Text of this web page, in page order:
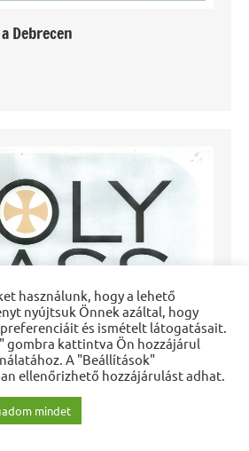
Debrecen
használunk, hogy a lehető
nyújtsuk Önnek azáltal, hogy
és ismételt látogatásait.
gombra kattintva Ön hozzájárul
A "Beállítások"
ellenőrizhető hozzájárulást adhat.
mindet